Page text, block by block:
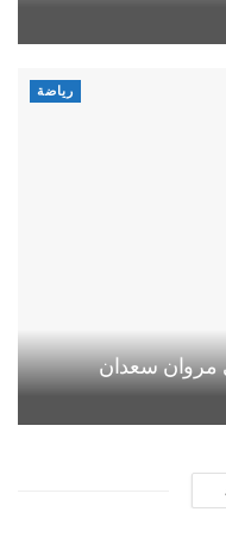
رياضة
مروان سعدان